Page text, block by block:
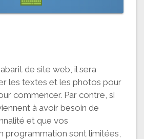
de site web, il sera
les textes et les photos pour
commencer. Par contre, si
à avoir besoin de
et que vos
programmation sont limitées,